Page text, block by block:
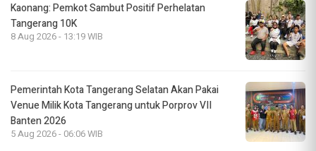
Kaonang: Pemkot Sambut Positif Perhelatan
Tangerang 10K
8 Aug 2026 - 13:19 WIB
Pemerintah Kota Tangerang Selatan Akan Pakai
Venue Milik Kota Tangerang untuk Porprov VII
Banten 2026
5 Aug 2026 - 06:06 WIB